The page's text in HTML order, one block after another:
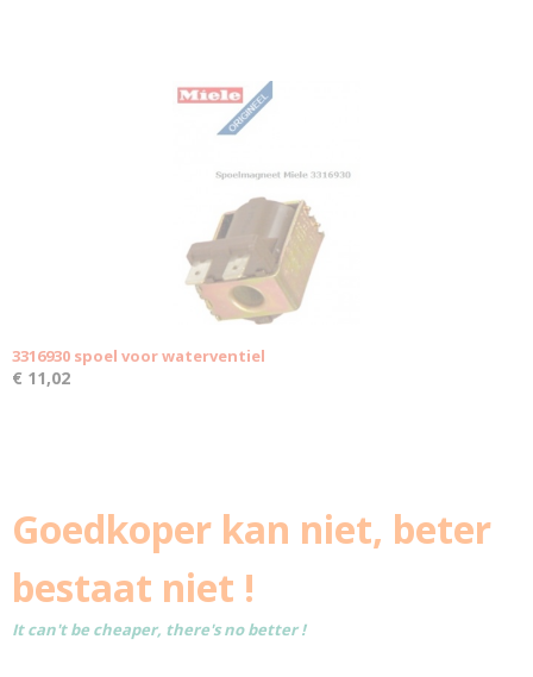
3316930 spoel voor waterventiel
€ 11,02
Goedkoper kan niet, beter
bestaat niet !
It can't be cheaper, there's no better !